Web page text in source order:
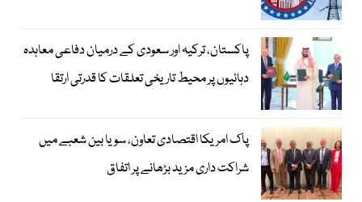
پاکستان، ترکیہ اور سعودی کے درمیان دفاعی معاہدہ
دہائیوں پر محیط تاریخی تعلقات کا قدرتی ارتقا
پاک امریکا اقتصادی تعاون، سویا بین شعبے میں
شراکت داری مزید بڑھانے پر اتفاق